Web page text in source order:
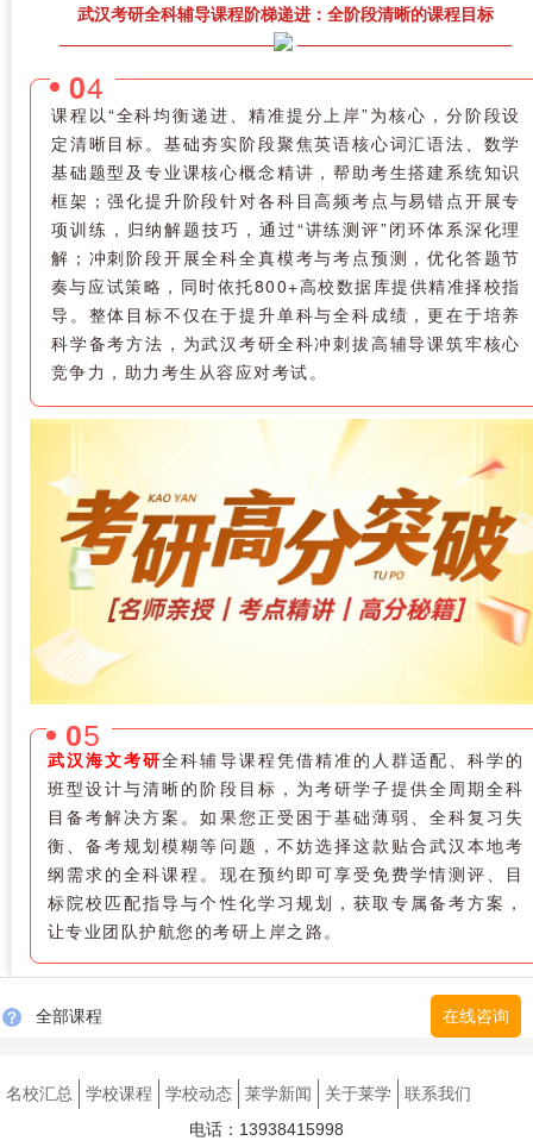
武汉考研全科辅导课程阶梯递进：全阶段清晰的课程目标
04
课程以“全科均衡递进、精准提分上岸”为核心，分阶段设
定清晰目标。基础夯实阶段聚焦英语核心词汇语法、数学
基础题型及专业课核心概念精讲，帮助考生搭建系统知识
框架；强化提升阶段针对各科目高频考点与易错点开展专
项训练，归纳解题技巧，通过“讲练测评”闭环体系深化理
解；冲刺阶段开展全科全真模考与考点预测，优化答题节
奏与应试策略，同时依托800+高校数据库提供精准择校指
导。整体目标不仅在于提升单科与全科成绩，更在于培养
科学备考方法，为武汉考研全科冲刺拔高辅导课筑牢核心
竞争力，助力考生从容应对考试。
05
武汉海文考研全科辅导课程凭借精准的人群适配、科学的
班型设计与清晰的阶段目标，为考研学子提供全周期全科
目备考解决方案。如果您正受困于基础薄弱、全科复习失
衡、备考规划模糊等问题，不妨选择这款贴合武汉本地考
纲需求的全科课程。现在预约即可享受免费学情测评、目
标院校匹配指导与个性化学习规划，获取专属备考方案，
让专业团队护航您的考研上岸之路。
全部课程 在线咨询
名校汇总 学校课程 学校动态 莱学新闻 关于莱学
联系我们
电话：13938415998